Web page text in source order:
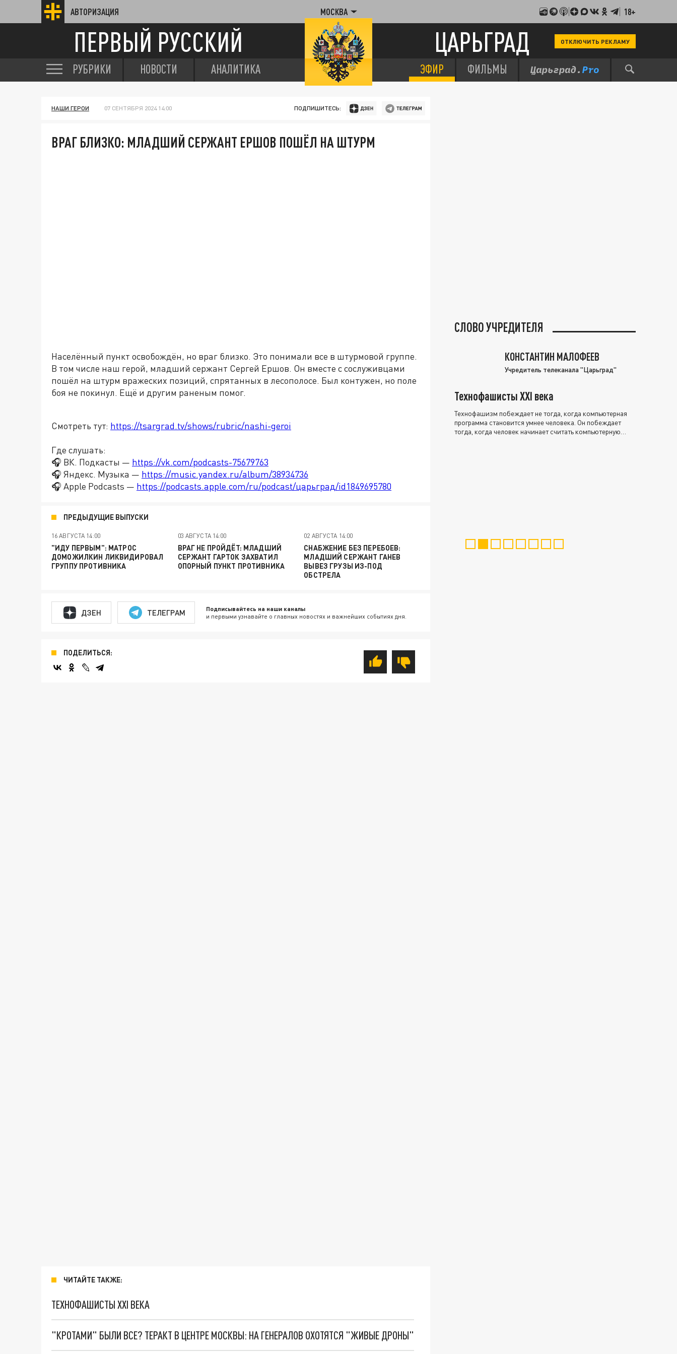
АВТОРИЗАЦИЯ МОСКВА 18+
ПЕРВЫЙ РУССКИЙ ЦАРЬГРАД ОТКЛЮЧИТЬ РЕКЛАМУ
РУБРИКИ НОВОСТИ АНАЛИТИКА ЭФИР ФИЛЬМЫ
НАШИ ГЕРОИ 07 СЕНТЯБРЯ 2024 14:00 ПОДПИШИТЕСЬ:
ВРАГ БЛИЗКО: МЛАДШИЙ СЕРЖАНТ ЕРШОВ ПОШЁЛ НА ШТУРМ
Населённый пункт освобождён, но враг близко. Это понимали все в штурмовой группе.
В том числе наш герой, младший сержант Сергей Ершов. Он вместе с сослуживцами
пошёл на штурм вражеских позиций, спрятанных в лесополосе. Был контужен, но поле
боя не покинул. Ещё и другим раненым помог.
Смотреть тут: https://tsargrad.tv/shows/rubric/nashi-geroi
Где слушать:
🎧 ВК. Подкасты — https://vk.com/podcasts-75679763
🎧 Яндекс. Музыка — https://music.yandex.ru/album/38934736
🎧 Apple Podcasts — https://podcasts.apple.com/ru/podcast/царьград/id1849695780
ПРЕДЫДУЩИЕ ВЫПУСКИ
16 АВГУСТА 14:00
"ИДУ ПЕРВЫМ": МАТРОС
ДОМОЖИЛКИН ЛИКВИДИРОВАЛ
ГРУППУ ПРОТИВНИКА
03 АВГУСТА 14:00
ВРАГ НЕ ПРОЙДЁТ: МЛАДШИЙ
СЕРЖАНТ ГАРТОК ЗАХВАТИЛ
ОПОРНЫЙ ПУНКТ ПРОТИВНИКА
02 АВГУСТА 14:00
СНАБЖЕНИЕ БЕЗ ПЕРЕБОЕВ:
МЛАДШИЙ СЕРЖАНТ ГАНЕВ
ВЫВЕЗ ГРУЗЫ ИЗ-ПОД
ОБСТРЕЛА
ДЗЕН ТЕЛЕГРАМ Подписывайтесь на наши каналы
и первыми узнавайте о главных новостях и важнейших событиях дня.
ПОДЕЛИТЬСЯ:
ЧИТАЙТЕ ТАКЖЕ:
ТЕХНОФАШИСТЫ XXI ВЕКА
"КРОТАМИ" БЫЛИ ВСЕ? ТЕРАКТ В ЦЕНТРЕ МОСКВЫ: НА ГЕНЕРАЛОВ ОХОТЯТСЯ "ЖИВЫЕ ДРОНЫ"
СЛОВО УЧРЕДИТЕЛЯ
КОНСТАНТИН МАЛОФЕЕВ
Учредитель телеканала "Царьград"
Технофашисты XXI века
Технофашизм побеждает не тогда, когда компьютерная
программа становится умнее человека. Он побеждает
тогда, когда человек начинает считать компьютерную